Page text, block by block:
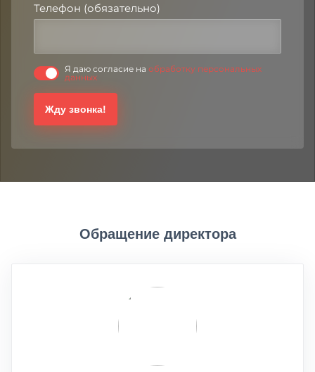
Телефон (обязательно)
Я даю согласие на обработку персональных
данных
Жду звонка!
Обращение директора